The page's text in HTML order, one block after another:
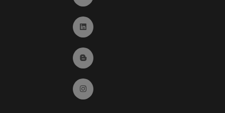
Ir a Linkedin (abre en ventana nueva)
Ir al Blog (abre en ventana nueva)
Ir a Instagram (abre en ventana nueva)